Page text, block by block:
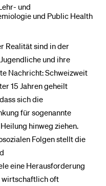
und
und Public Health
Realität sind in der
und ihre
Nachricht: Schweizweit
15 Jahren geheilt
sich die
für sogenannte
hinweg ziehen.
Folgen stellt die
eine Herausforderung
wirtschaftlich oft